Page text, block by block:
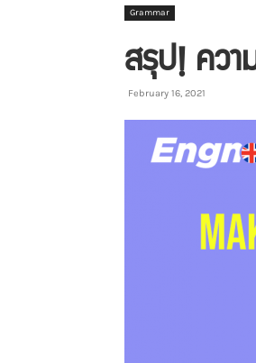
Grammar
สรุป! ควา
February 16, 2021